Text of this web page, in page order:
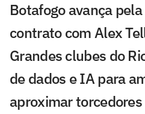
Botafogo avança
contrato com Alex
Grandes clubes do
de dados e IA para
aproximar torcedores